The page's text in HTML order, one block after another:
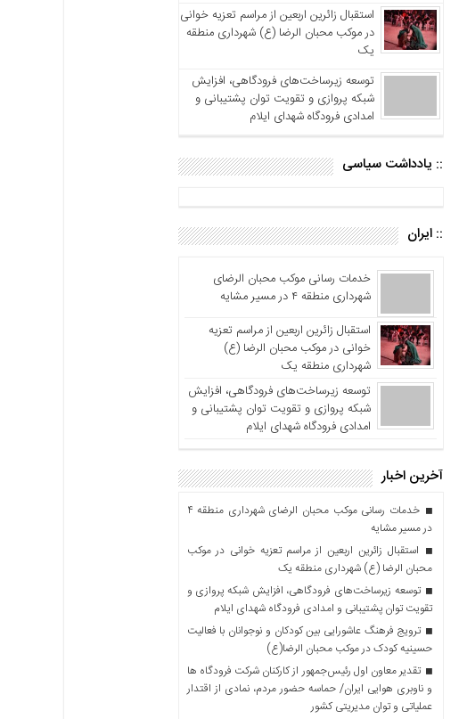
استقبال زائرین اربعین از مراسم تعزیه خوانی
در موکب محبان الرضا (ع) شهرداری منطقه
یک
توسعه زیرساخت‌های فرودگاهی، افزایش
شبکه پروازی و تقویت توان پشتیبانی و
امدادی فرودگاه شهدای ایلام
:: یادداشت سیاسی
:: ایران
خدمات رسانی موکب محبان الرضای
شهرداری منطقه ۴ در مسیر مشایه
استقبال زائرین اربعین از مراسم تعزیه
خوانی در موکب محبان الرضا (ع)
شهرداری منطقه یک
توسعه زیرساخت‌های فرودگاهی، افزایش
شبکه پروازی و تقویت توان پشتیبانی و
امدادی فرودگاه شهدای ایلام
آخرین اخبار
خدمات رسانی موکب محبان الرضای شهرداری منطقه ۴
در مسیر مشایه
استقبال زائرین اربعین از مراسم تعزیه خوانی در موکب
محبان الرضا (ع) شهرداری منطقه یک
توسعه زیرساخت‌های فرودگاهی، افزایش شبکه پروازی و
تقویت توان پشتیبانی و امدادی فرودگاه شهدای ایلام
ترویج فرهنگ عاشورایی بین کودکان و نوجوانان با فعالیت
حسینیه کودک در موکب محبان الرضا(ع)
تقدیر معاون اول رئیس‌جمهور از کارکنان شرکت فرودگاه ها
و ناوبری هوایی ایران/ حماسه حضور مردم، نمادی از اقتدار
عملیاتی و توان مدیریتی کشور